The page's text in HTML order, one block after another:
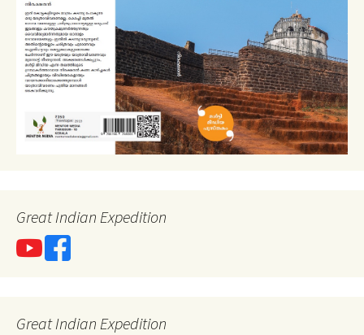
Great Indian Expedition
Great Indian Expedition